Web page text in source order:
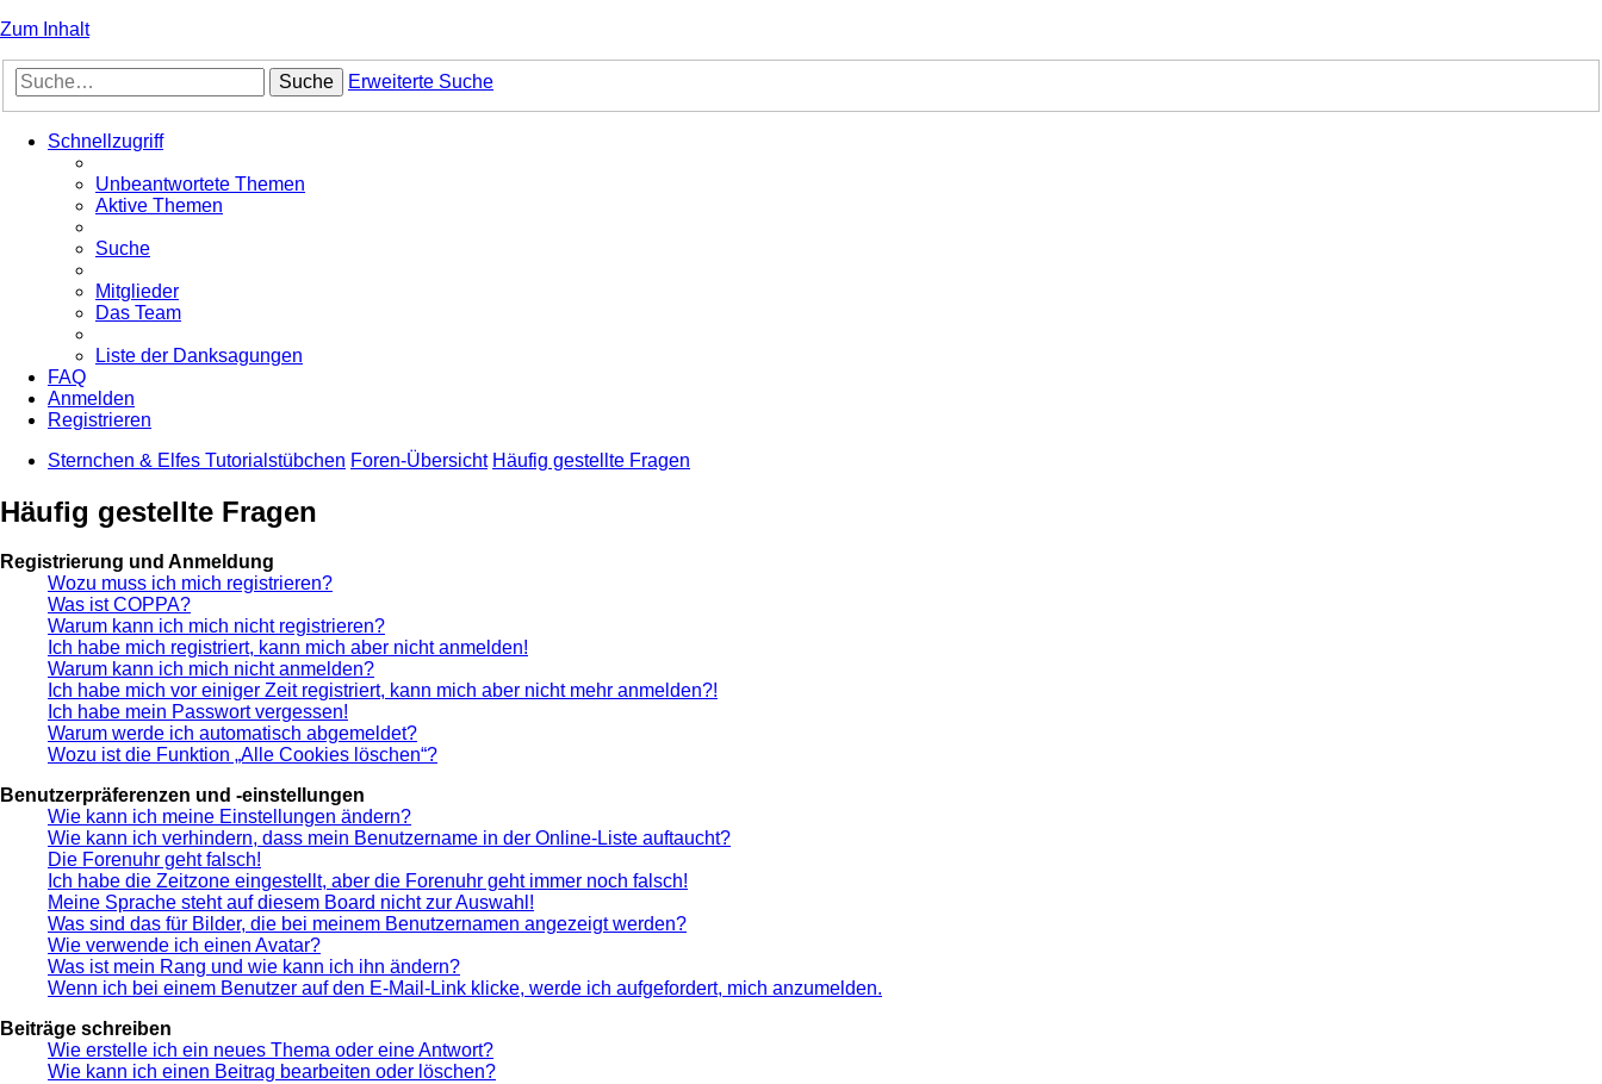
Zum Inhalt
Suche Erweiterte Suche
Schnellzugriff
Unbeantwortete Themen
Aktive Themen
Suche
Mitglieder
Das Team
Liste der Danksagungen
FAQ
Anmelden
Registrieren
Sternchen & Elfes Tutorialstübchen Foren-Übersicht Häufig gestellte Fragen
Häufig gestellte Fragen
Registrierung und Anmeldung
Wozu muss ich mich registrieren?
Was ist COPPA?
Warum kann ich mich nicht registrieren?
Ich habe mich registriert, kann mich aber nicht anmelden!
Warum kann ich mich nicht anmelden?
Ich habe mich vor einiger Zeit registriert, kann mich aber nicht mehr anmelden?!
Ich habe mein Passwort vergessen!
Warum werde ich automatisch abgemeldet?
Wozu ist die Funktion „Alle Cookies löschen“?
Benutzerpräferenzen und -einstellungen
Wie kann ich meine Einstellungen ändern?
Wie kann ich verhindern, dass mein Benutzername in der Online-Liste auftaucht?
Die Forenuhr geht falsch!
Ich habe die Zeitzone eingestellt, aber die Forenuhr geht immer noch falsch!
Meine Sprache steht auf diesem Board nicht zur Auswahl!
Was sind das für Bilder, die bei meinem Benutzernamen angezeigt werden?
Wie verwende ich einen Avatar?
Was ist mein Rang und wie kann ich ihn ändern?
Wenn ich bei einem Benutzer auf den E-Mail-Link klicke, werde ich aufgefordert, mich anzumelden.
Beiträge schreiben
Wie erstelle ich ein neues Thema oder eine Antwort?
Wie kann ich einen Beitrag bearbeiten oder löschen?